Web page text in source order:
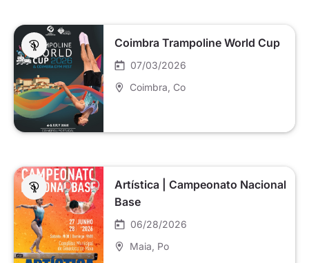
Coimbra Trampoline World Cup
07/03/2026
Coimbra , Co
Artística | Campeonato Nacional
Base
06/28/2026
Maia , Po